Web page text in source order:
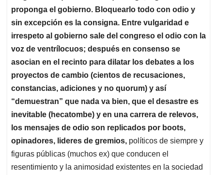
proponga el gobierno. Bloquearlo todo con odio y
sin excepción es la consigna. Entre vulgaridad e
irrespeto al gobierno sale del congreso el odio con la
voz de ventrílocuos; después en consenso se
asocian en el recinto para dilatar los debates a los
proyectos de cambio (cientos de recusaciones,
constancias, adiciones y no quorum) y así
“demuestran” que nada va bien, que el desastre es
inevitable (hecatombe) y en una carrera de relevos,
los mensajes de odio son replicados por boots,
opinadores, lideres de gremios, políticos de siempre y
figuras públicas (muchos ex) que conducen el
resentimiento y la animosidad existentes en la sociedad